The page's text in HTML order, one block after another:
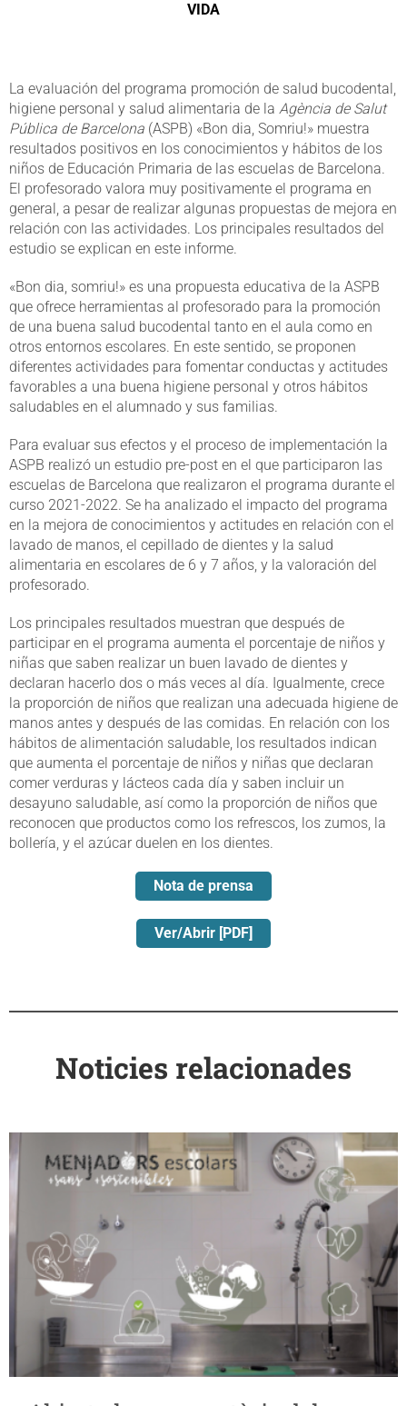
VIDA
La evaluación del programa promoción de salud bucodental,
higiene personal y salud alimentaria de la Agència de Salut
Pública de Barcelona (ASPB) «Bon dia, Somriu!» muestra
resultados positivos en los conocimientos y hábitos de los
niños de Educación Primaria de las escuelas de Barcelona.
El profesorado valora muy positivamente el programa en
general, a pesar de realizar algunas propuestas de mejora en
relación con las actividades. Los principales resultados del
estudio se explican en este informe.
«Bon dia, somriu!» es una propuesta educativa de la ASPB
que ofrece herramientas al profesorado para la promoción
de una buena salud bucodental tanto en el aula como en
otros entornos escolares. En este sentido, se proponen
diferentes actividades para fomentar conductas y actitudes
favorables a una buena higiene personal y otros hábitos
saludables en el alumnado y sus familias.
Para evaluar sus efectos y el proceso de implementación la
ASPB realizó un estudio pre-post en el que participaron las
escuelas de Barcelona que realizaron el programa durante el
curso 2021-2022. Se ha analizado el impacto del programa
en la mejora de conocimientos y actitudes en relación con el
lavado de manos, el cepillado de dientes y la salud
alimentaria en escolares de 6 y 7 años, y la valoración del
profesorado.
Los principales resultados muestran que después de
participar en el programa aumenta el porcentaje de niños y
niñas que saben realizar un buen lavado de dientes y
declaran hacerlo dos o más veces al día. Igualmente, crece
la proporción de niños que realizan una adecuada higiene de
manos antes y después de las comidas. En relación con los
hábitos de alimentación saludable, los resultados indican
que aumenta el porcentaje de niños y niñas que declaran
comer verduras y lácteos cada día y saben incluir un
desayuno saludable, así como la proporción de niños que
reconocen que productos como los refrescos, los zumos, la
bollería, y el azúcar duelen en los dientes.
Nota de prensa
Ver/Abrir [PDF]
Noticies relacionades